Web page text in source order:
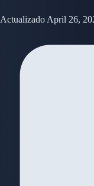
Actualizado April 26,